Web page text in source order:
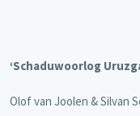
‘Schaduwoorlog
Olof van Joolen & Silvan